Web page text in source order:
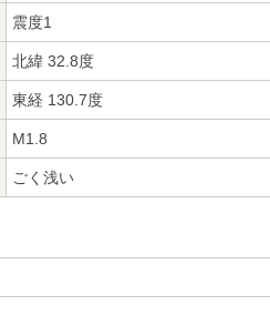
震度1
北緯 32.8度
東経 130.7度
M1.8
ごく浅い